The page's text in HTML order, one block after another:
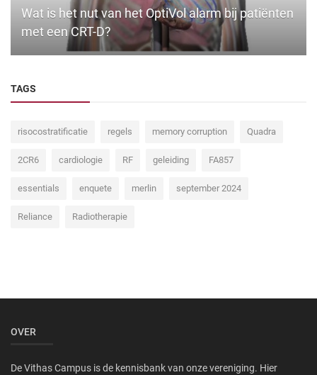
Wat is het nut van het OptiVol alarm bij patiënten
met een CRT-D?
TAGS
risocostratificatie regels memory corruption Quadra
2CR6 cardiologie RF geleiding FA857
essentials enquete merlin september 2024
Reliance Radiotherapie
OVER
De Vithas Campus is de kennisbank van onze vereniging. Hier